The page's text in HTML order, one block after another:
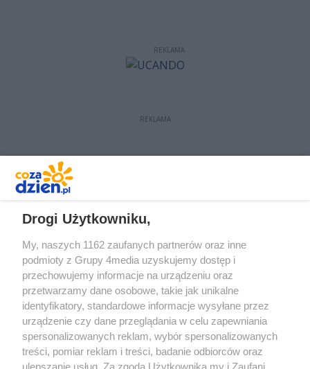
REKLAMA
REKLAMA
Prywatność Reklama Redakcja Praca Kielce
Drogi Użytkowniku,
My, naszych 1162 zaufanych partnerów oraz inne
podmioty z Grupy 4media uzyskujemy dostęp i
przechowujemy informacje na urządzeniu oraz
przetwarzamy dane osobowe, takie jak unikalne
identyfikatory, standardowe informacje wysyłane przez
urządzenie czy dane przeglądania w celu zapewniania
spersonalizowanych reklam, wybór spersonalizowanych
treści, pomiar reklam i treści, badanie odbiorców oraz
ulepszanie usług. Za zgodą Użytkownika my i Zaufani